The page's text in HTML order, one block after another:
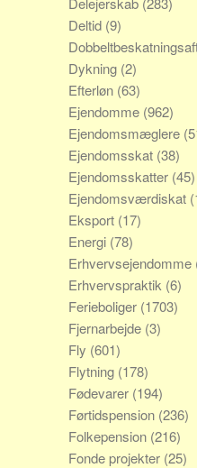
Deltid (9)
Dykning (2)
Efterløn (63)
Ejendomme (962)
Ejendomsmæglere
Ejendomsskat (38)
Ejendomsskatter (45)
Ejendomsværdiskat
Eksport (17)
Energi (78)
Erhvervsejendomme
Erhvervspraktik (6)
Ferieboliger (1703)
Fjernarbejde (3)
Fly (601)
Flytning (178)
Fødevarer (194)
Førtidspension (236)
Folkepension (216)
Fonde projekter (25)